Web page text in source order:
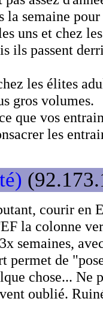
la semaine
uns et chez
ils passent
les élites
gros volumes.
que vos
les
courir en
la colonne
semaines,
permet de
chose... Ne
oublié.